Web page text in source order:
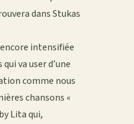
dans Stukas
intensifiée
va user d’une
comme nous
chansons «
Lita qui,